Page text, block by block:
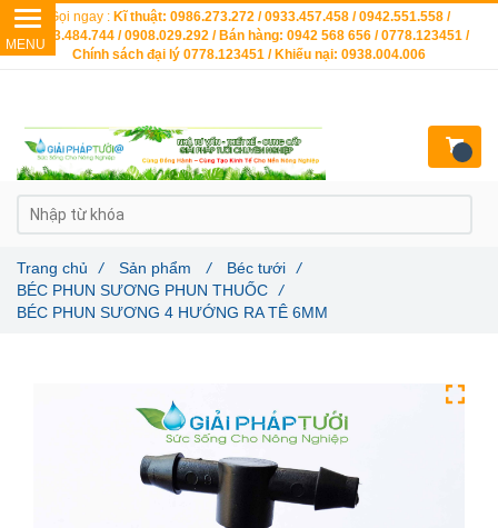
Trang chủ / Sản phẩm / Béc tưới
/
BÉC PHUN SƯƠNG PHUN THUỐC
/
BÉC PHUN SƯƠNG 4 HƯỚNG RA TÊ 6MM
Gọi ngay : Kĩ thuật: 0986.273.272 / 0933.457.458 / 0942.551.558 /
0903.484.744 / 0908.029.292 / Bán hàng: 0942 568 656 / 0778.123451 /
Chính sách đại lý 0778.123451 / Khiếu nại: 0938.004.006